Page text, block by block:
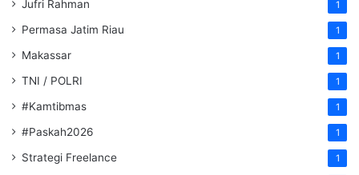
Jufri Rahman 1
Permasa Jatim Riau 1
Makassar 1
TNI / POLRI 1
#Kamtibmas 1
#Paskah2026 1
Strategi Freelance 1